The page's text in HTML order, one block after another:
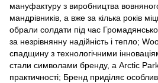
мануфактуру з виробництва
мандрівників, а вже за кілька років
обрали солдати під час
за незрівнянну надійність і тепло;
спадщину з технологічними
стали символами бренду, а Arctic
практичності; Бренд приділяє